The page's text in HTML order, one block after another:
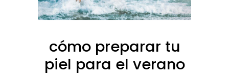
cómo preparar tu
piel para el verano